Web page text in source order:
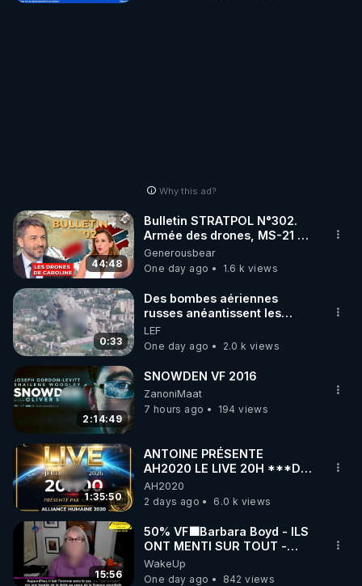
Why this ad?
44:48
Bulletin STRATPOL N°302.
Armée des drones, MS-21 en
série, missiles coréens.
07.08.2026.
Generousbear
One day ago
1.6 k views
0:33
Des bombes aériennes
russes anéantissent les
centres de contrôle de
drones de 3 brigades
ukrainienne
LEF
One day ago
2.0 k views
2:14:49
SNOWDEN VF 2016
ZanoniMaat
7 hours ago
194 views
1:35:50
ANTOINE PRÉSENTE
AH2020 LE LIVE 20H ***DU
06/08/2026***
AH2020
2 days ago
6.0 k views
15:56
50% VF🟩Barbara Boyd - ILS
ONT MENTI SUR TOUT -
Jocelyne Traduction
WakeUp
One day ago
842 views